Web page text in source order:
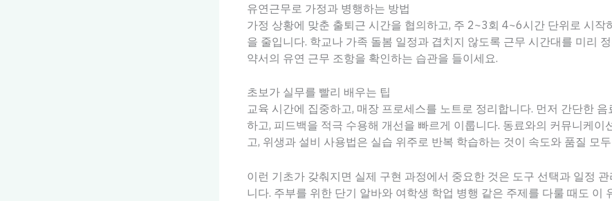
유연근무로 가정과 병행하는 방법
가정 상황에 맞춘 출퇴근 시간을 협의하고, 주 2~3회 4~6시간 단위로 시작
을 줄입니다. 학교나 가족 돌봄 일정과 겹치지 않도록 근무 시간대를 미리
약서의 유연 근무 조항을 확인하는 습관을 들이세요.
초보가 실무를 빨리 배우는 팁
교육 시간에 집중하고, 매장 프로세스를 노트로 정리합니다. 먼저 간단한 음
하고, 피드백을 적극 수용해 개선을 빠르게 이룹니다. 동료와의 커뮤니케이
고, 위생과 설비 사용법은 실습 위주로 반복 학습하는 것이 속도와 품질 모
이런 기초가 갖춰지면 실제 구현 과정에서 중요한 것은 도구 선택과 일정
니다. 주부를 위한 단기 알바와 여학생 학업 병행 같은 주제를 다룰 때도 이